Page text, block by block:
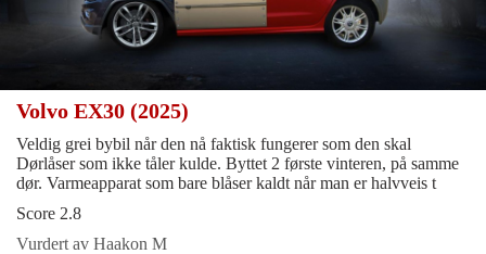
Volvo EX30 (2025)
Veldig grei bybil når den nå faktisk fungerer som den skal
Dørlåser som ikke tåler kulde. Byttet 2 første vinteren, på samme
dør. Varmeapparat som bare blåser kaldt når man er halvveis t
Score 2.8
Vurdert av Haakon M